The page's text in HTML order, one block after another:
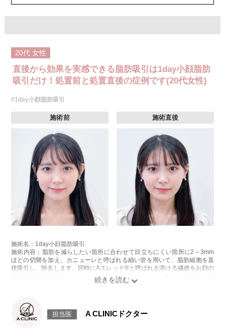
20代 女性
直後から効果を実感できる脂肪吸引は1day小顔脂肪
吸引だけ！処置前と処置直後の症例です(20代女性)
#1day小顔脂肪吸引
施術前 施術直後
施術名：1day小顔脂肪吸引
施術内容：脂肪を減らしたい箇所に合わせて目立ちにくい箇所に2～3mm
ほどの切開を加え、カニューレと呼ばれる細い管を用いて、脂肪細胞を直
接吸引し、除去します。同時にAスレッド®と呼ばれる溶ける繊維をお顔の
目立たない部分から皮下へ挿入し、皮膚を内側から引き上げて固定しま
感などが術後一時的に生じることがございます。また、稀に貧血、細菌感
染症、左右差、施術箇所の知覚鈍麻、ぼこつき、硬結、瘢痕化、色素沈
担当医 A CLINICドクター